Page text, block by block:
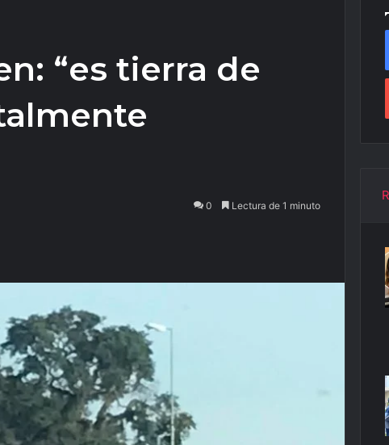
“es tierra de
0 Lectura de 1 minuto